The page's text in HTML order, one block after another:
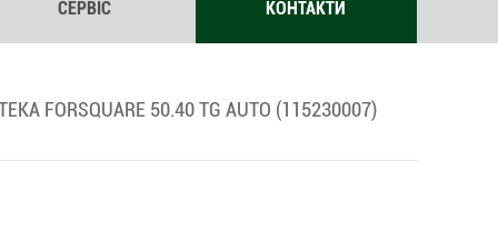
СЕРВІС КОНТАКТИ
FORSQUARE 50.40 TG AUTO (115230007)